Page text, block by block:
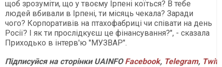
щоб зрозуміти, що у твоєму Ірпені коїться? В тебе
людей вбивали в Ірпені, ти місяць чекала? Заради
чого? Корпоративів на птахофабриці чи співати на день
Росії? І як ти прослідкуєш це фінансування?", - сказала
Приходько в інтерв'ю "МУЗВАР".
Підписуйся на сторінки UAINFO Facebook, Telegram,